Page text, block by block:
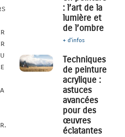
: l’art de la
lumière et
de l’ombre
+ d'infos
Techniques
de peinture
acrylique :
astuces
avancées
pour des
œuvres
éclatantes